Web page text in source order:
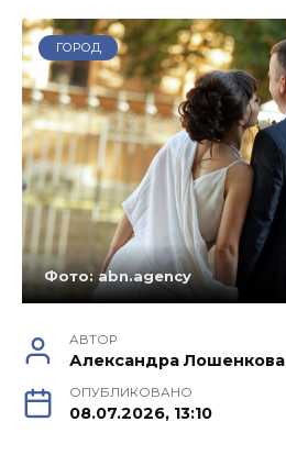
ГОРОД
Фото: abn.agency
АВТОР
Александра Лошенкова
ОПУБЛИКОВАНО
08.07.2026, 13:10